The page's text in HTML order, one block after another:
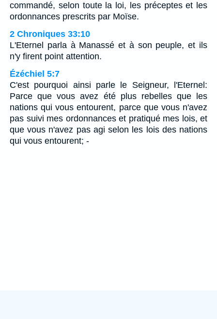
commandé, selon toute la loi, les préceptes et les
ordonnances prescrits par Moïse.
2 Chroniques 33:10
L'Eternel parla à Manassé et à son peuple, et ils
n'y firent point attention.
Ézéchiel 5:7
C'est pourquoi ainsi parle le Seigneur, l'Eternel:
Parce que vous avez été plus rebelles que les
nations qui vous entourent, parce que vous n'avez
pas suivi mes ordonnances et pratiqué mes lois, et
que vous n'avez pas agi selon les lois des nations
qui vous entourent; -